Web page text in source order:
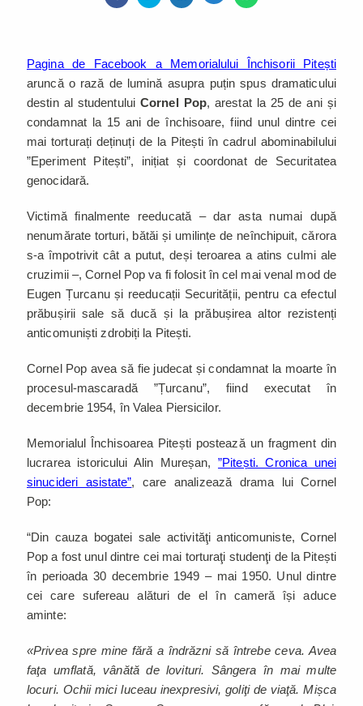
Pagina de Facebook a Memorialului Închisorii Pitești
aruncă o rază de lumină asupra puțin spus dramaticului
destin al studentului Cornel Pop, arestat la 25 de ani și
condamnat la 15 ani de închisoare, fiind unul dintre cei
mai torturați deținuți de la Pitești în cadrul abominabilului
”Eperiment Pitești”, inițiat și coordonat de Securitatea
genocidară.
Victimă finalmente reeducată – dar asta numai după
nenumărate torturi, bătăi și umilințe de neînchipuit, cărora
s-a împotrivit cât a putut, deși teroarea a atins culmi ale
cruzimii –, Cornel Pop va fi folosit în cel mai venal mod de
Eugen Țurcanu și reeducații Securității, pentru ca efectul
prăbușirii sale să ducă și la prăbușirea altor rezistenți
anticomuniști zdrobiți la Pitești.
Cornel Pop avea să fie judecat și condamnat la moarte în
procesul-mascaradă ”Țurcanu”, fiind executat în
decembrie 1954, în Valea Piersicilor.
Memorialul Închisoarea Pitești postează un fragment din
lucrarea istoricului Alin Mureșan,”Pitești. Cronica unei
sinucideri asistate”, care analizează drama lui Cornel
Pop:
“Din cauza bogatei sale activităţi anticomuniste, Cornel
Pop a fost unul dintre cei mai torturaţi studenţi de la Pitești
în perioada 30 decembrie 1949 – mai 1950. Unul dintre
cei care sufereau alături de el în cameră își aduce
aminte:
«Privea spre mine fără a îndrăzni să întrebe ceva. Avea
faţa umflată, vânătă de lovituri. Sângera în mai multe
locuri. Ochii mici luceau inexpresivi, goliţi de viaţă. Mișca